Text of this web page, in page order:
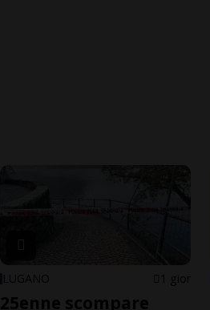
LUGANO 1 gior
25enne scompare